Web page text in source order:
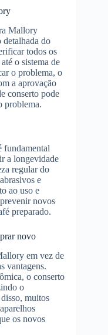
Mallory
detalhada do
todos os
o sistema de
o problema, o
a aprovação
conserto pode
problema.
fundamental
a longevidade
regular do
e
ao uso e
novos
preparado.
novo
em vez de
vantagens.
o conserto
o
muitos
os novos